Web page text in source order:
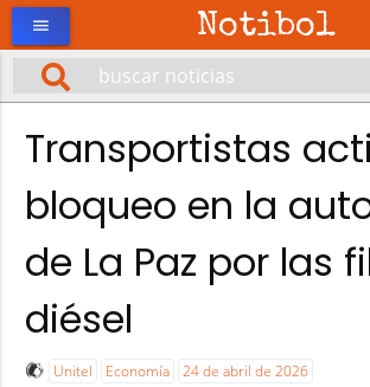
Notibol
menu
Transportistas
bloqueo en la
de La Paz por las
diésel
Unitel Economía 24 de abril de 2026